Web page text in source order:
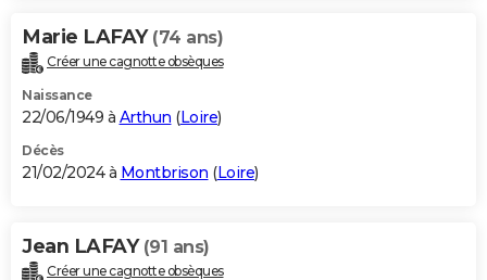
Marie LAFAY (74 ans)
Créer une cagnotte obsèques
Naissance
22/06/1949 à Arthun (Loire)
Décès
21/02/2024 à Montbrison (Loire)
Jean LAFAY (91 ans)
Créer une cagnotte obsèques